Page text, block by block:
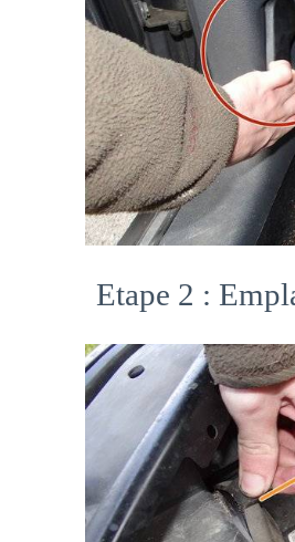
Etape 2 :